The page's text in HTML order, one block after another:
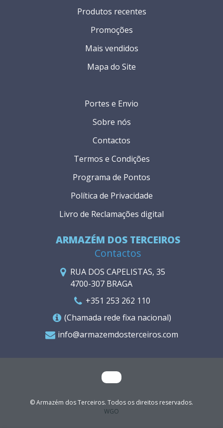
ARMAZÉM DOS TERCEIROS
Contactos
RUA DOS CAPELISTAS, 35
4700-307 BRAGA
+351 253 262 110
(Chamada rede fixa nacional)
info@armazemdosterceiros.com
Portes e Envio
Sobre nós
Contactos
Termos e Condições
Programa de Pontos
Política de Privacidade
Livro de Reclamações digital
Produtos recentes
Promoções
Mais vendidos
Mapa do Site
© Armazém dos Terceiros. Todos os direitos reservados.
WGO